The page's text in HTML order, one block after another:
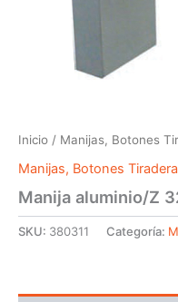
Inicio / Manijas, Botones
Manijas, Botones
Manija aluminio/Z
SKU: 380311 Categoría: